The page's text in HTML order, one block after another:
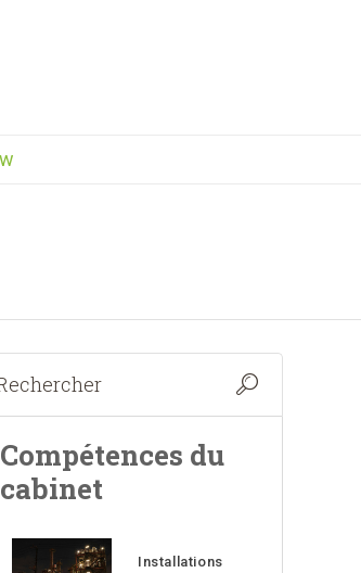
Compétences du
cabinet
Installations